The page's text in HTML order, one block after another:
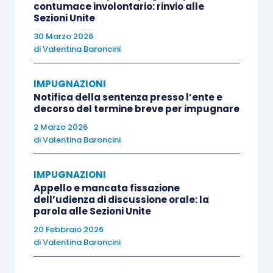
La presidente di sezione, pertanto, fissava la
pubblica udienza.
SOLUZIONE
[1] All’esito dell’udienza, la Cassazione ha ritenuto
di confermare la declaratoria di estinzione del
giudizio di legittimità.
Infatti, la proposta del consigliere delegato è
stata tempestivamente comunicata al difensore
del ricorrente e, in assenza di una tempestiva
richiesta di decisione, decorso il termine di
quaranta giorni, è stato pronunciato il decreto di
contumace involontario: rinvio alle
Sezioni Unite
30 Marzo 2026
diValentina Baroncini
IMPUGNAZIONI
Notifica della sentenza presso l’ente e
decorso del termine breve per impugnare
2 Marzo 2026
diValentina Baroncini
IMPUGNAZIONI
Appello e mancata fissazione
dell’udienza di discussione orale: la
parola alle Sezioni Unite
20 Febbraio 2026
diValentina Baroncini